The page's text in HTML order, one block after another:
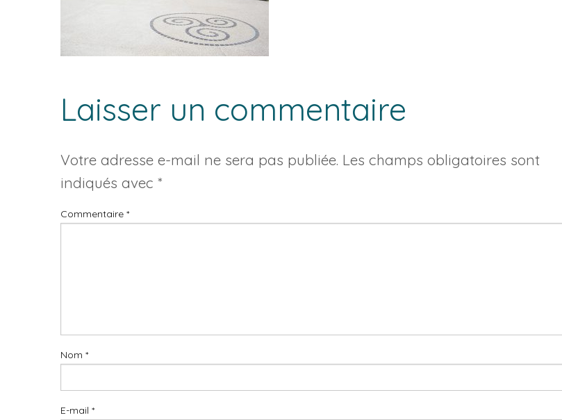
Laisser un commentaire
Votre adresse e-mail ne sera pas publiée. Les champs obligatoires sont
indiqués avec *
Commentaire *
Nom *
E-mail *